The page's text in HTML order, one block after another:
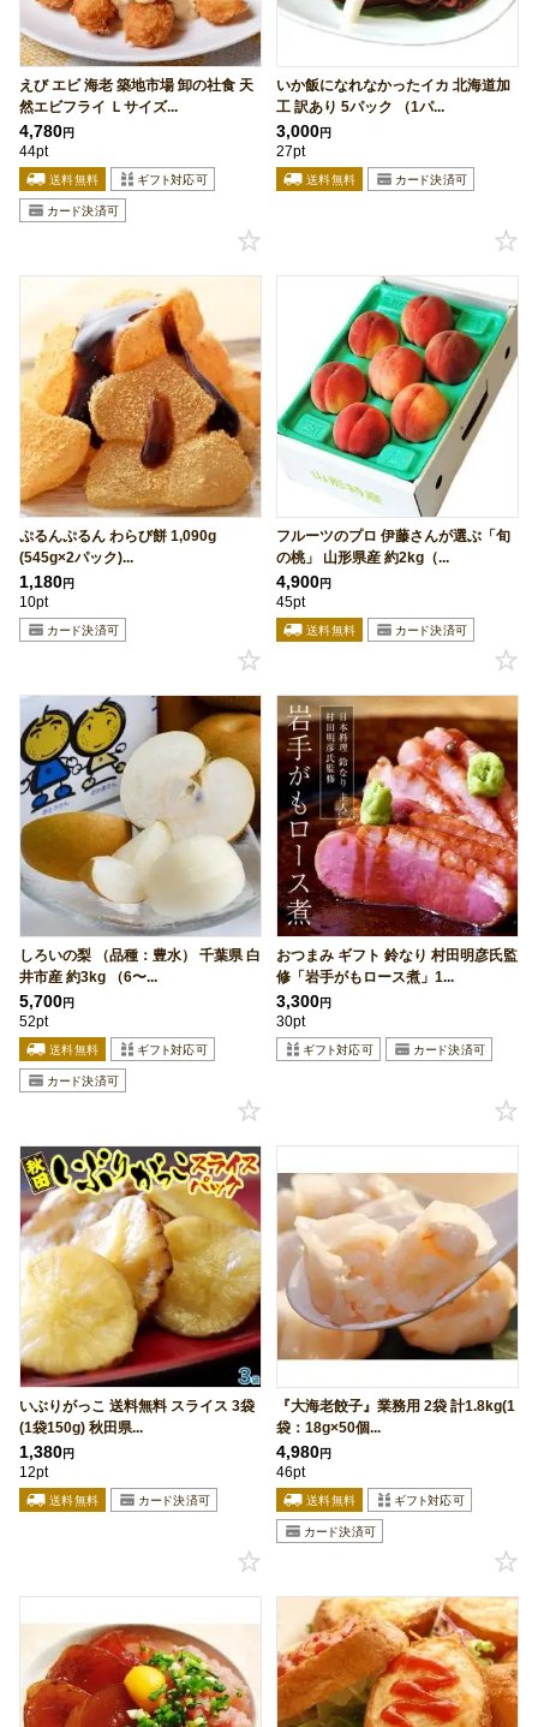
えび エビ 海老 築地市場 卸の社食 天
然エビフライ Ｌサイズ...
4,780円
44pt
いか飯になれなかったイカ 北海道加
工 訳あり 5パック （1パ...
3,000円
27pt
ぷるんぷるん わらび餅 1,090g
(545g×2パック)...
1,180円
10pt
フルーツのプロ 伊藤さんが選ぶ「旬
の桃」 山形県産 約2kg（...
4,900円
45pt
しろいの梨 （品種：豊水） 千葉県 白
井市産 約3kg （6〜...
5,700円
52pt
おつまみ ギフト 鈴なり 村田明彦氏監
修「岩手がもロース煮」1...
3,300円
30pt
いぶりがっこ 送料無料 スライス 3袋
(1袋150g) 秋田県...
1,380円
12pt
『大海老餃子』業務用 2袋 計1.8kg(1
袋：18g×50個...
4,980円
46pt